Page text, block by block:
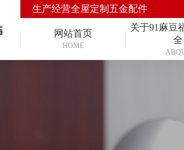
生产经营全屋定制五金配件
网站首页
HOME
关于91麻豆
全